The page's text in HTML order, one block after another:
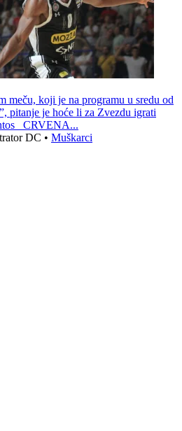
meču, koji je na programu u sredu od
pitanje je hoće li za Zvezdu igrati
CRVENA...
DC • Muškarci